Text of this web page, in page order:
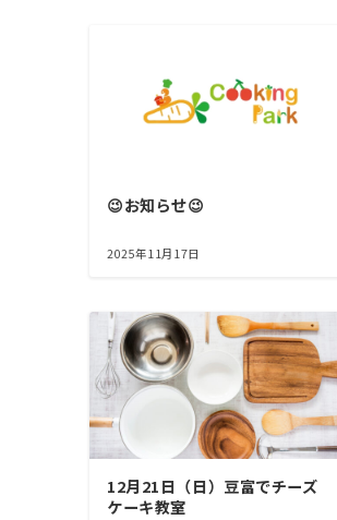
😉お知らせ😉
2025年11月17日
12月21日（日）豆富でチーズ
ケーキ教室